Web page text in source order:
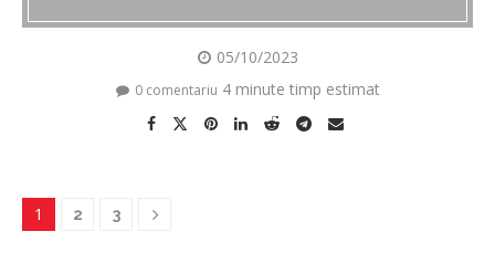
05/10/2023
0 comentariu 4 minute timp estimat
1 2 3